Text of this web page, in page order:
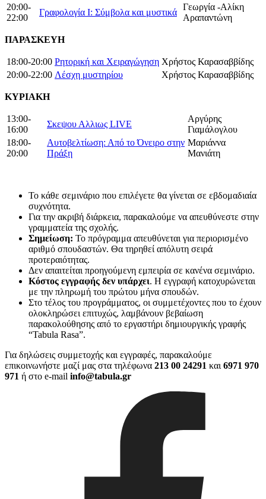
20:00-
22:00
Γραφολογία Ι: Σύμβολα και μυστικά
Γεωργία -Αλίκη
Αραπαντώνη
ΠΑΡΑΣΚΕΥΗ
18:00-20:00 Ρητορική και Χειραγώγηση Χρήστος Καρασαββίδης
20:00-22:00 Λέσχη μυστηρίου Χρήστος Καρασαββίδης
ΚΥΡΙΑΚΗ
13:00-
16:00
Σκεψου Αλλιως LIVE
Αργύρης
Γιαμάλογλου
18:00-
20:00
Αυτοβελτίωση: Από το Όνειρο στην
Πράξη
Μαριάννα
Μανιάτη
Το κάθε σεμινάριο που επιλέγετε θα γίνεται σε εβδομαδιαία
συχνότητα.
Για την ακριβή διάρκεια, παρακαλούμε να απευθύνεστε στην
γραμματεία της σχολής.
Σημείωση: Το πρόγραμμα απευθύνεται για περιορισμένο
αριθμό σπουδαστών. Θα τηρηθεί απόλυτη σειρά
προτεραιότητας.
Δεν απαιτείται προηγούμενη εμπειρία σε κανένα σεμινάριο.
Κόστος εγγραφής δεν υπάρχει. Η εγγραφή κατοχυρώνεται
με την πληρωμή του πρώτου μήνα σπουδών.
Στο τέλος του προγράμματος, οι συμμετέχοντες που το έχουν
ολοκληρώσει επιτυχώς, λαμβάνουν βεβαίωση
παρακολούθησης από το εργαστήρι δημιουργικής γραφής
“Tabula Rasa”.
Για δηλώσεις συμμετοχής και εγγραφές, παρακαλούμε
επικοινωνήστε μαζί μας στα τηλέφωνα 213 00 24291 και 6971 970
971 ή στο e-mail info@tabula.gr